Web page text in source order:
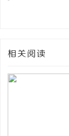
相关阅读